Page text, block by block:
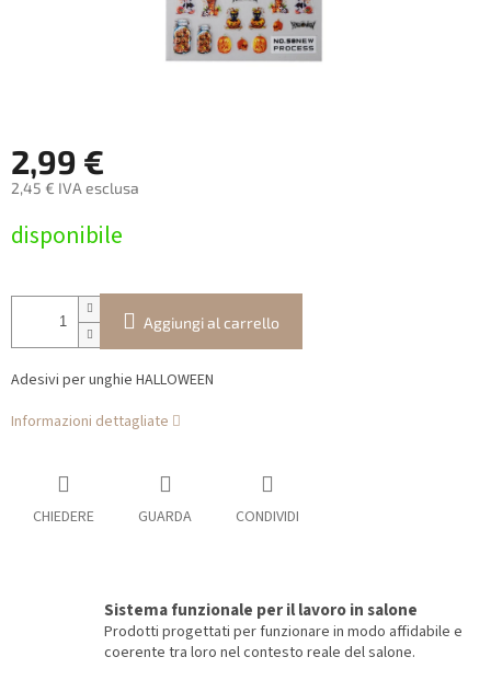
2,99 €
2,45 € IVA esclusa
della
disponibile
Aggiungi al carrello
Adesivi per unghie HALLOWEEN
Informazioni dettagliate
CHIEDERE GUARDA CONDIVIDI
Sistema funzionale per il lavoro in salone
Prodotti progettati per funzionare in modo affidabile e
coerente tra loro nel contesto reale del salone.